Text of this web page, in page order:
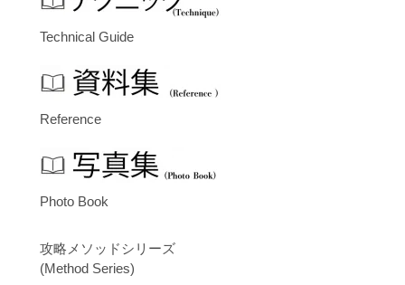
Technical Guide
Reference
Photo Book
攻略メソッドシリーズ
(Method Series)